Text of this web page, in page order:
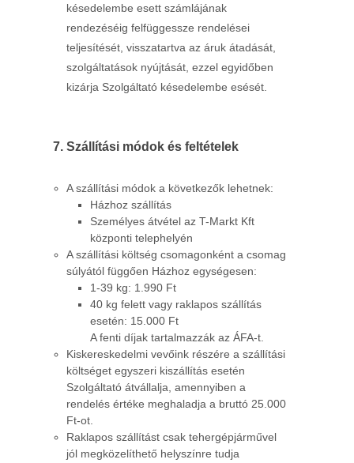
késedelembe esett számlájának
rendezéséig felfüggessze rendelései
teljesítését, visszatartva az áruk átadását,
szolgáltatások nyújtását, ezzel egyidőben
kizárja Szolgáltató késedelembe esését.
Szállítási módok és feltételek
A szállítási módok a következők lehetnek:
Házhoz szállítás
Személyes átvétel az T-Markt Kft
központi telephelyén
A szállítási költség csomagonként a csomag
súlyától függően Házhoz egységesen:
1-39 kg: 1.990 Ft
40 kg felett vagy raklapos szállítás
esetén: 15.000 Ft
A fenti díjak tartalmazzák az ÁFA-t.
Kiskereskedelmi vevőink részére a szállítási
költséget egyszeri kiszállítás esetén
Szolgáltató átvállalja, amennyiben a
rendelés értéke meghaladja a bruttó 25.000
Ft-ot.
Raklapos szállítást csak tehergépjárművel
jól megközelíthető helyszínre tudja